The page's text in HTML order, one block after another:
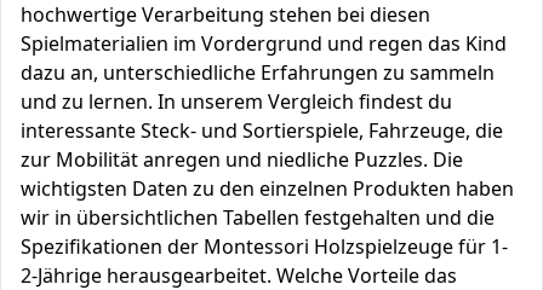
hochwertige Verarbeitung stehen bei diesen
Spielmaterialien im Vordergrund und regen das Kind
dazu an, unterschiedliche Erfahrungen zu sammeln
und zu lernen. In unserem Vergleich findest du
interessante Steck- und Sortierspiele, Fahrzeuge, die
zur Mobilität anregen und niedliche Puzzles. Die
wichtigsten Daten zu den einzelnen Produkten haben
wir in übersichtlichen Tabellen festgehalten und die
Spezifikationen der Montessori Holzspielzeuge für 1-
2-Jährige herausgearbeitet. Welche Vorteile das